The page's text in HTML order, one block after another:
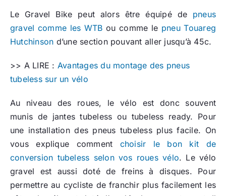
Le Gravel Bike peut alors être équipé de pneus
gravel comme les WTB ou comme le pneu Touareg
Hutchinson d’une section pouvant aller jusqu’à 45c.
>> A LIRE : Avantages du montage des pneus
tubeless sur un vélo
Au niveau des roues, le vélo est donc souvent
munis de jantes tubeless ou tubeless ready. Pour
une installation des pneus tubeless plus facile. On
vous explique comment choisir le bon kit de
conversion tubeless selon vos roues vélo. Le vélo
gravel est aussi doté de freins à disques. Pour
permettre au cycliste de franchir plus facilement les